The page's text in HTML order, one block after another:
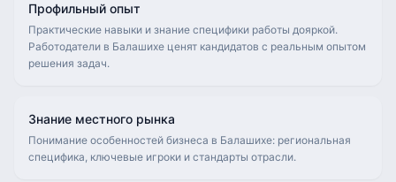
Профильный опыт
Практические навыки и знание специфики работы дояркой.
Работодатели в Балашихе ценят кандидатов с реальным опытом
решения задач.
Знание местного рынка
Понимание особенностей бизнеса в Балашихе: региональная
специфика, ключевые игроки и стандарты отрасли.